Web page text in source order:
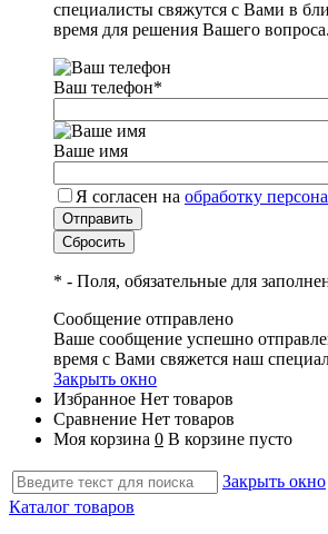
специалисты свяжутся с Вами в
время для решения Вашего вопроса.
Ваш телефон*
Ваше имя
Я согласен на обработку
* - Поля, обязательные для
Сообщение отправлено
Ваше сообщение успешно
время с Вами свяжется наш
Закрыть окно
Избранное Нет товаров
Сравнение Нет товаров
Моя корзина 0 В корзине пусто
Закрыть окно
Каталог товаров